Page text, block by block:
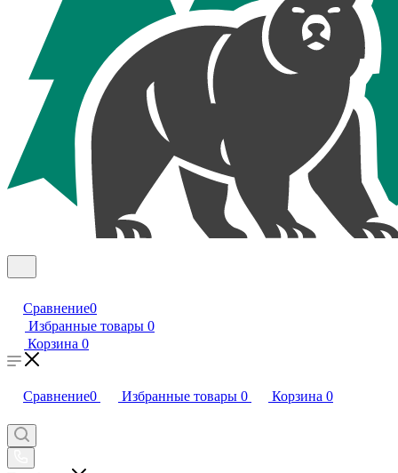
Сравнение0
Избранные товары 0
Корзина 0
Сравнение0 Избранные товары 0 Корзина 0